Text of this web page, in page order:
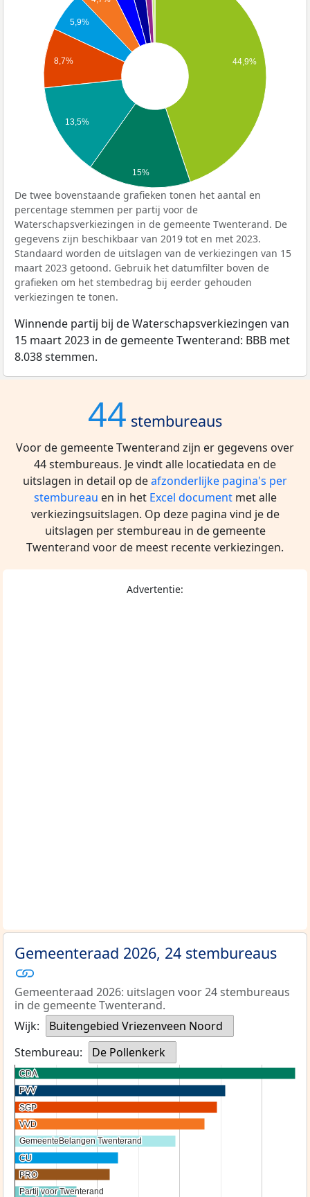
44,9%
5,9%
8,7%
13,5%
15%
De twee bovenstaande grafieken tonen het aantal en
percentage stemmen per partij voor de
Waterschapsverkiezingen in de gemeente Twenterand. De
gegevens zijn beschikbaar van 2019 tot en met 2023.
Standaard worden de uitslagen van de verkiezingen van 15
maart 2023 getoond. Gebruik het datumfilter boven de
grafieken om het stembedrag bij eerder gehouden
verkiezingen te tonen.
Winnende partij bij de Waterschapsverkiezingen van
15 maart 2023 in de gemeente Twenterand: BBB met
8.038 stemmen.
44 stembureaus
Voor de gemeente Twenterand zijn er gegevens over
44 stembureaus. Je vindt alle locatiedata en de
uitslagen in detail op deafzonderlijke pagina's per
stembureau en in het Excel documentmet alle
verkiezingsuitslagen. Op deze pagina vind je de
uitslagen per stembureau in de gemeente
Twenterand voor de meest recente verkiezingen.
Advertentie:
Gemeenteraad 2026, 24 stembureaus
Gemeenteraad 2026: uitslagen voor 24 stembureaus
in de gemeente Twenterand.
Wijk:
Buitengebied Vriezenveen Noord
Stembureau:
De Pollenkerk
CDA
CDA
PVV
PVV
SGP
SGP
VVD
VVD
GemeenteBelangen Twenterand
GemeenteBelangen Twenterand
CU
CU
PRO
PRO
Partij voor Twenterand
Partij voor Twenterand